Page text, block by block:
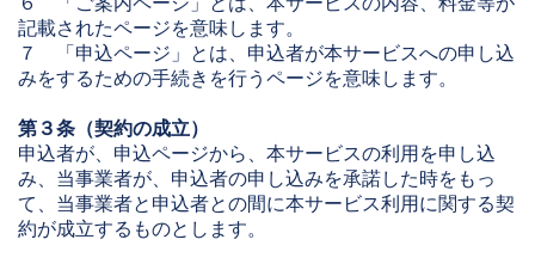
記載されたページを意味します。
７ 「申込ページ」とは、申込者が本サービスへの申し込
みをするための手続きを行うページを意味します。
第３条（契約の成立）
申込者が、申込ページから、本サービスの利用を申し込
み、当事業者が、申込者の申し込みを承諾した時をもっ
て、当事業者と申込者との間に本サービス利用に関する契
約が成立するものとします。